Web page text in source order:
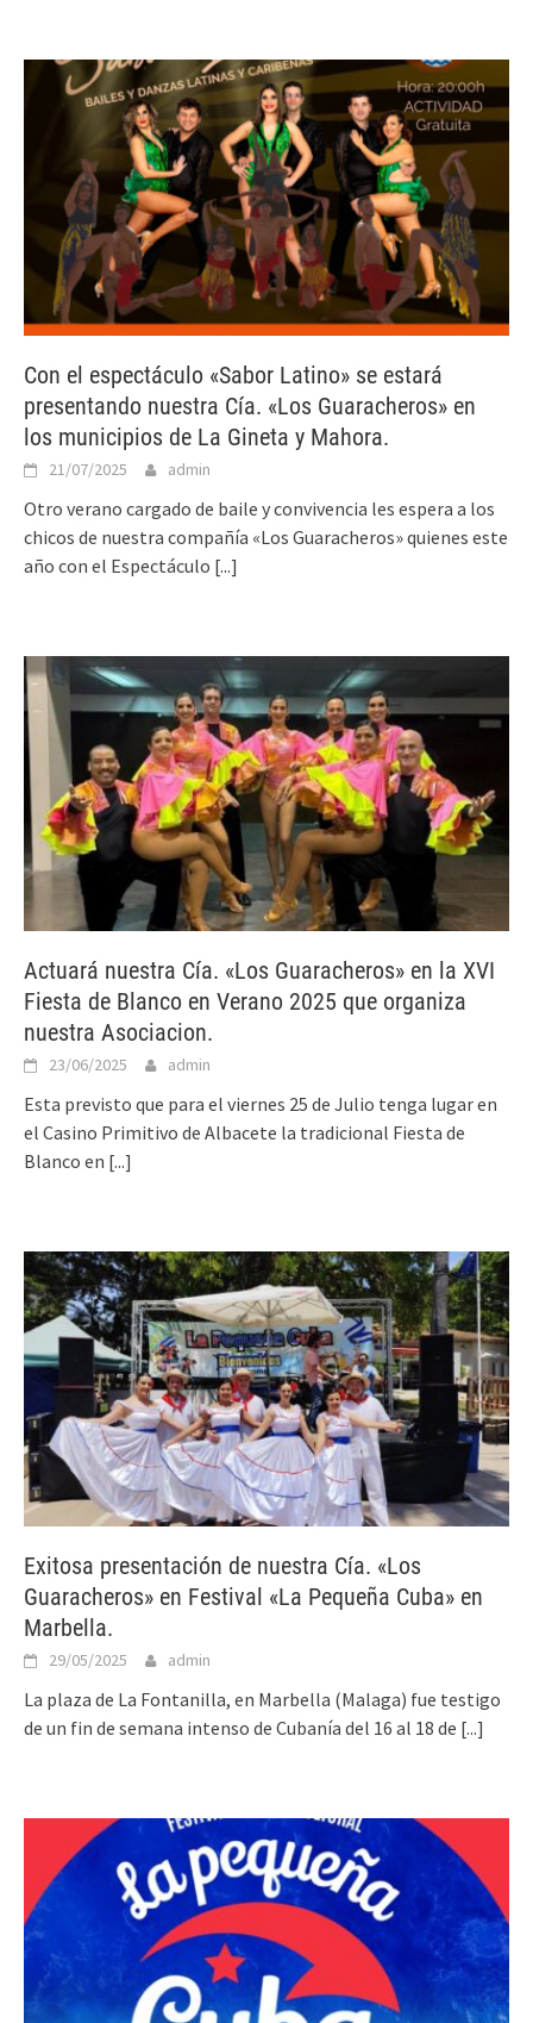
Con el espectáculo «Sabor Latino» se estará
presentando nuestra Cía. «Los Guaracheros» en
los municipios de La Gineta y Mahora.
21/07/2025 admin
Otro verano cargado de baile y convivencia les espera a los
chicos de nuestra compañía «Los Guaracheros» quienes este
año con el Espectáculo [...]
Actuará nuestra Cía. «Los Guaracheros» en la XVI
Fiesta de Blanco en Verano 2025 que organiza
nuestra Asociacion.
23/06/2025 admin
Esta previsto que para el viernes 25 de Julio tenga lugar en
el Casino Primitivo de Albacete la tradicional Fiesta de
Blanco en [...]
Exitosa presentación de nuestra Cía. «Los
Guaracheros» en Festival «La Pequeña Cuba» en
Marbella.
29/05/2025 admin
La plaza de La Fontanilla, en Marbella (Malaga) fue testigo
de un fin de semana intenso de Cubanía del 16 al 18 de [...]